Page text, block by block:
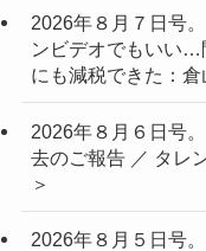
2026年８月７日号
ンビデオでもいい…
にも減税できた：倉
2026年８月６日号
去のご報告 ／ タレ
＞
2026年８月５日号